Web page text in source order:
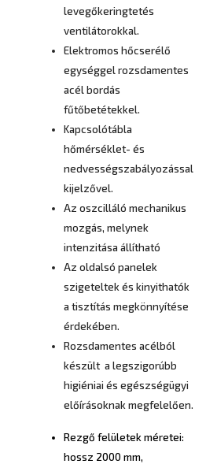
levegőkeringtetés
ventilátorokkal.
Elektromos hőcserélő
egységgel rozsdamentes
acél bordás
fűtőbetétekkel.
Kapcsolótábla
hőmérséklet- és
nedvességszabályozással
kijelzővel.
Az oszcilláló mechanikus
mozgás, melynek
intenzitása állítható
Az oldalsó panelek
szigeteltek és kinyithatók
a tisztítás megkönnyítése
érdekében.
Rozsdamentes acélból
készült a legszigorúbb
higiéniai és egészségügyi
előírásoknak megfelelően.
Rezgő felületek méretei:
hossz 2000 mm,